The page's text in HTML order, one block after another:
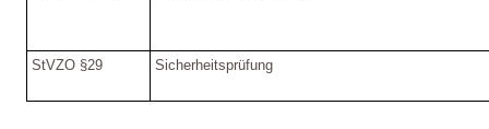
StVZO §29 Sicherheitsprüfung